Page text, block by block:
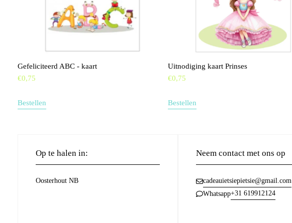
Gefeliciteerd ABC - kaart
€0,75
Bestellen
Uitnodiging kaart Prinses
€0,75
Bestellen
Op te halen in:
Oosterhout NB
Neem contact met ons op
cadeauietsiepietsie@gmail.com
Whatsapp+31 619912124